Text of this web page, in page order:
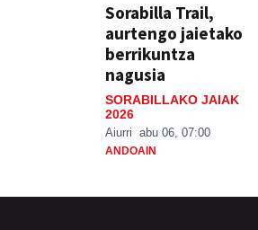
Sorabilla Trail,
aurtengo jaietako
berrikuntza
nagusia
SORABILLAKO JAIAK
2026
Aiurri abu 06, 07:00
ANDOAIN